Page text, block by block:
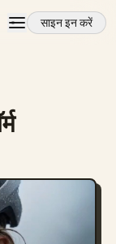
साइन इन करें